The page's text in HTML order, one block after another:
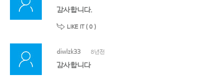
감사합니다.
LIKE IT ( 0 )
diwlzk33 8년전
감사합니다